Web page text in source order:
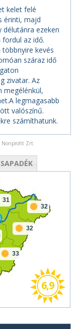
kelet felé
érinti, majd
délutánra ezeken
az idő.
kevés
száraz idő
zivatar. Az
megélénkül,
legmagasabb
valószínű.
számíthatunk.
Nonprofit Zrt.
31
33
32
32
6,9